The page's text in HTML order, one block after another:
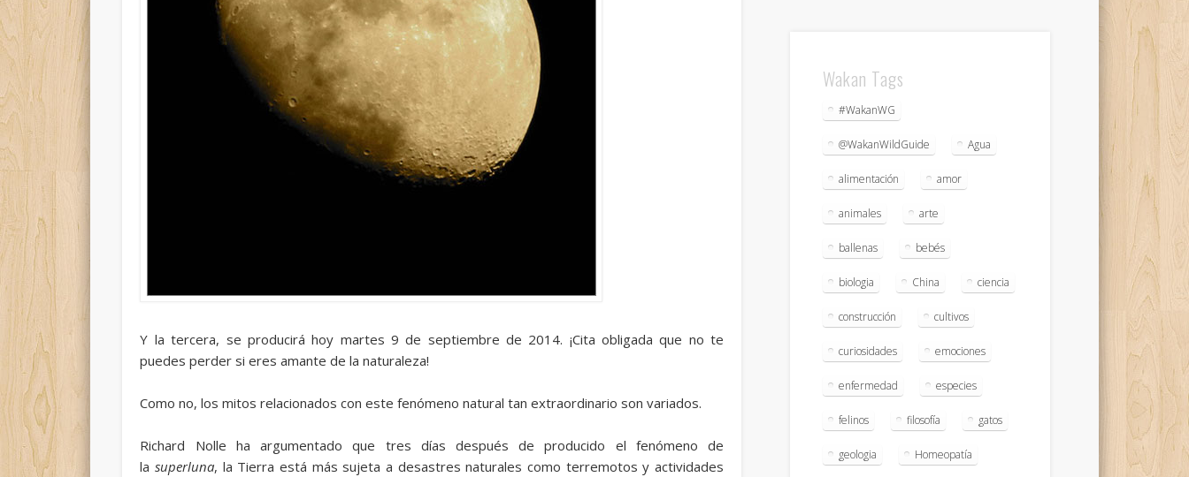
Y la tercera, se producirá hoy martes 9 de septiembre de 2014. ¡Cita obligada que no te
puedes perder si eres amante de la naturaleza!
Como no, los mitos relacionados con este fenómeno natural tan extraordinario son variados.
Richard Nolle ha argumentado que tres días después de producido el fenómeno de
lasuperluna, la Tierra está más sujeta a desastres naturales como terremotos y actividades
Wakan Tags
#WakanWG
@WakanWildGuide Agua
alimentación amor
animales arte
ballenas bebés
biologia China ciencia
construcción cultivos
curiosidades emociones
enfermedad especies
felinos filosofía gatos
geologia Homeopatía